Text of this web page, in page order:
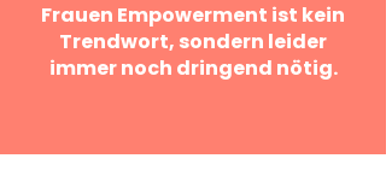
Frauen Empowerment ist kein
Trendwort, sondern leider
immer noch dringend nötig.